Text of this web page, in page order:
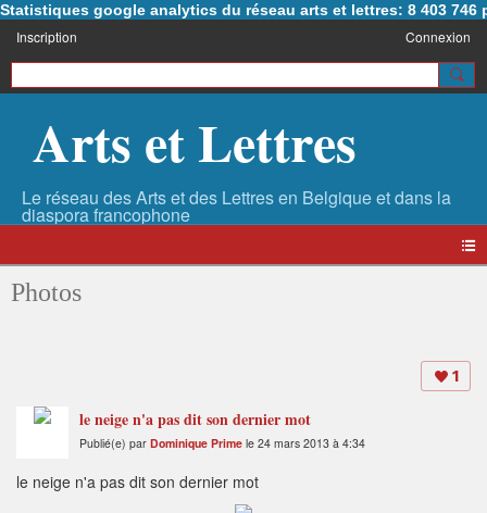
Statistiques google analytics du réseau arts et lettres: 8 403 746
Inscription Connexion
Arts et Lettres
Photos
1
le neige n'a pas dit son dernier mot
Publié(e) par Dominique Prime le 24 mars 2013 à 4:34
le neige n'a pas dit son dernier mot